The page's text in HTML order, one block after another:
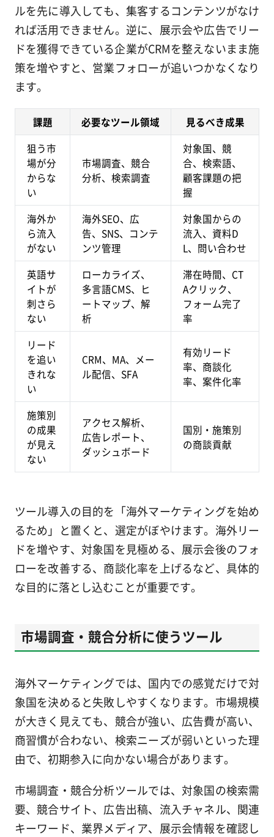
ルを先に導入しても、集客するコンテンツがなけ
れば活用できません。逆に、展示会や広告でリー
ドを獲得できている企業がCRMを整えないまま施
策を増やすと、営業フォローが追いつかなくなり
ます。
課題 必要なツール領域
見るべき成果
狙う市
場が分
からな
い
市場調査、競合
分析、検索調査
対象国、競
合、検索語、
顧客課題の把
握
海外か
ら流入
がない
海外SEO、広
告、SNS、コンテ
ンツ管理
対象国からの
流入、資料D
L、問い合わせ
英語サ
イトが
刺さら
ない
ローカライズ、
多言語CMS、ヒ
ートマップ、解
析
滞在時間、CT
Aクリック、
フォーム完了
率
リード
を追い
きれな
い
CRM、MA、メー
ル配信、SFA
有効リード
率、商談化
率、案件化率
施策別
の成果
が見え
ない
アクセス解析、
広告レポート、
ダッシュボード
国別・施策別
の商談貢献
ツール導入の目的を「海外マーケティングを始め
るため」と置くと、選定がぼやけます。海外リー
ドを増やす、対象国を見極める、展示会後のフォ
ローを改善する、商談化率を上げるなど、具体的
な目的に落とし込むことが重要です。
市場調査・競合分析に使うツール
海外マーケティングでは、国内での感覚だけで対
象国を決めると失敗しやすくなります。市場規模
が大きく見えても、競合が強い、広告費が高い、
商習慣が合わない、検索ニーズが弱いといった理
由で、初期参入に向かない場合があります。
市場調査・競合分析ツールでは、対象国の検索需
要、競合サイト、広告出稿、流入チャネル、関連
キーワード、業界メディア、展示会情報を確認し